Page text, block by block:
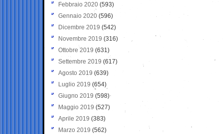
Febbraio 2020 (593)
Gennaio 2020 (596)
Dicembre 2019 (542)
Novembre 2019 (316)
Ottobre 2019 (631)
Settembre 2019 (617)
Agosto 2019 (639)
Luglio 2019 (654)
Giugno 2019 (598)
Maggio 2019 (527)
Aprile 2019 (383)
Marzo 2019 (562)